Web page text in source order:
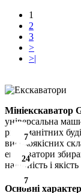
7
24
7
7
24
7
7
24
7
7
24
7
7
24
7
7
24
7
7
24
7
7
24
7
7
24
7
7
24
7
7
24
7
7
24
7
1
2
3
>
>|
Мініекскаватор
універсальна
різноманітних
високоякісних
екскаватори
надійність і
Основні